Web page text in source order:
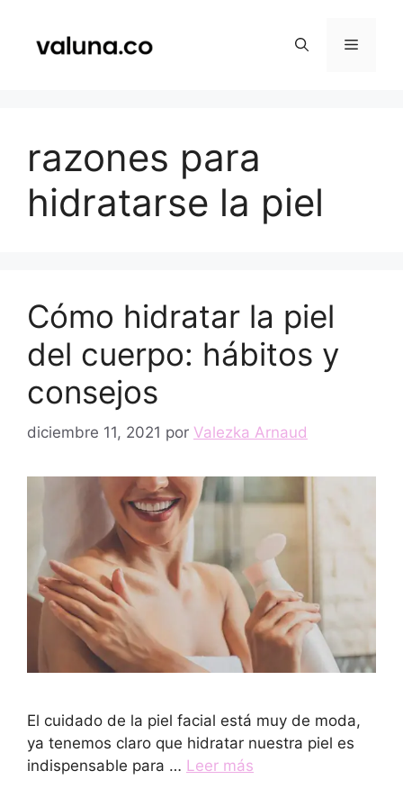
contenido
Menú
razones para
hidratarse la piel
Cómo hidratar la piel
del cuerpo: hábitos y
consejos
diciembre 11, 2021 por Valezka Arnaud
El cuidado de la piel facial está muy de moda,
ya tenemos claro que hidratar nuestra piel es
indispensable para … Leer más